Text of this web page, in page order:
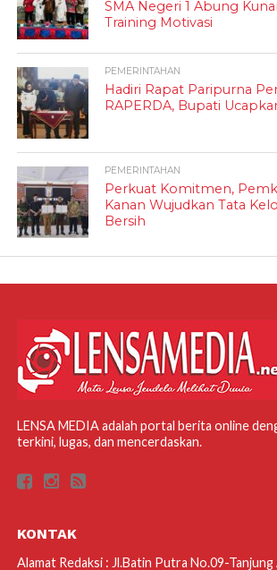
SMA Negeri 1 Abung
Training Motivasi
PEMERINTAHAN
Hadiri Rapat Paripurna
RAPERDA, Bupati
PEMERINTAHAN
Perkuat Komitmen,
Kanan Wujudkan Tata
Bersih
LENSA MEDIA adalah portal berita online
terkini, lugas, dan mencerdaskan.
KONTAK
Alamat Redaksi : Jl.Batin Putra No.09-